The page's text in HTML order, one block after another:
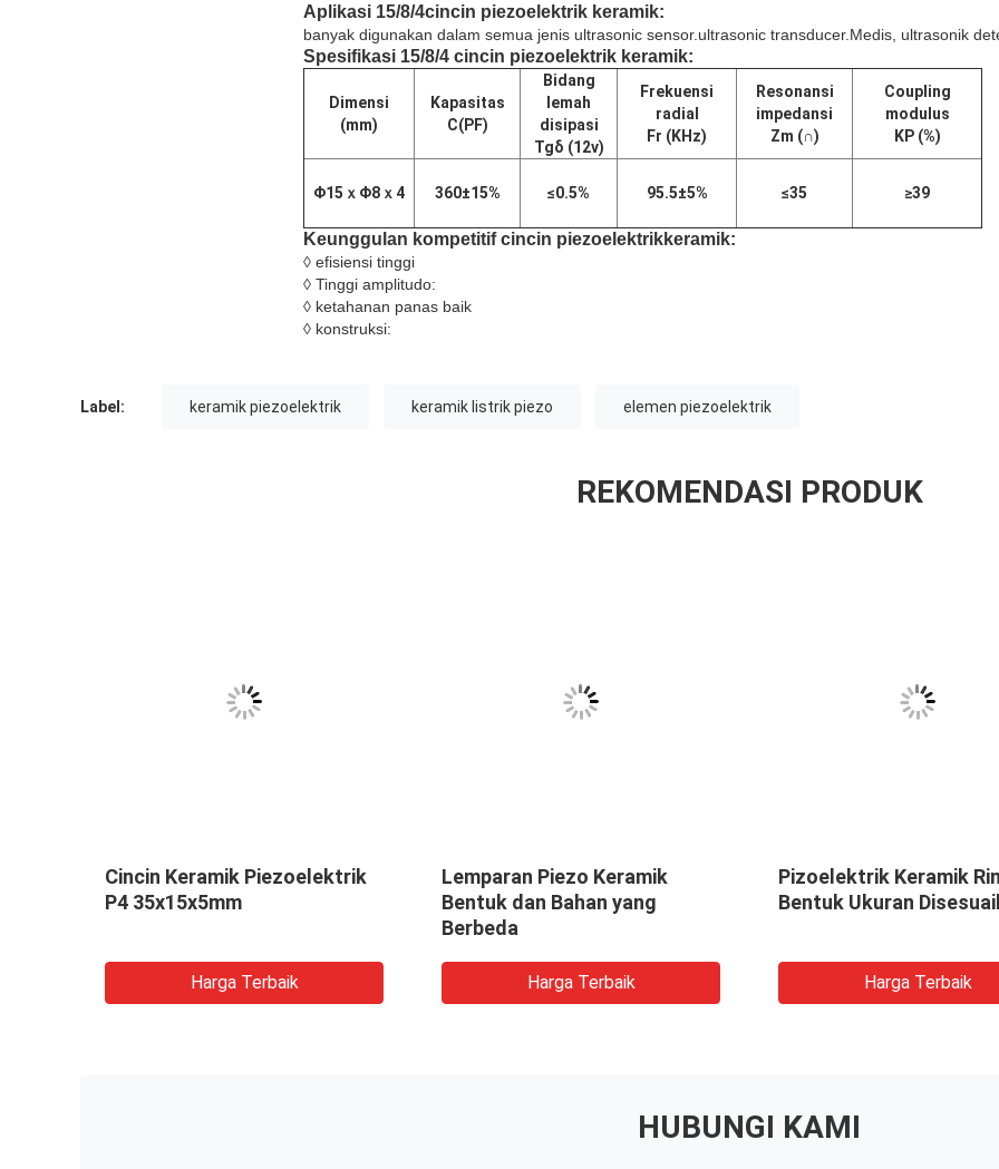
Aplikasi 15/8/4cincin piezoelektrik keramik:
banyak digunakan dalam semua jenis ultrasonic sensor.ultrasonic transducer.Medis, ultrasonik
Spesifikasi 15/8/4 cincin piezoelektrik keramik:
Dimensi
(mm)
Kapasitas
C(PF)
Bidang
lemah
disipasi
Tgδ (12v)
Frekuensi
radial
Fr (KHz)
Resonansi
impedansi
Zm (∩)
Coupling
modulus
KP (%)
Φ15 ｘ Φ8 ｘ4 360±15% ≤0.5% 95.5±5% ≤35 ≥39
Keunggulan kompetitifcincin piezoelektrikkeramik:
◊ efisiensi tinggi
◊ Tinggi amplitudo:
◊ ketahanan panas baik
◊ konstruksi:
Label: keramik piezoelektrik keramik listrik piezo elemen piezoelektrik
REKOMENDASI PRODUK
Cincin Keramik Piezoelektrik
P4 35x15x5mm
Harga Terbaik
Lemparan Piezo Keramik
Bentuk dan Bahan yang
Berbeda
Harga Terbaik
Pizoelektrik Keramik
Bentuk Ukuran
Harga Terbaik
HUBUNGI KAMI